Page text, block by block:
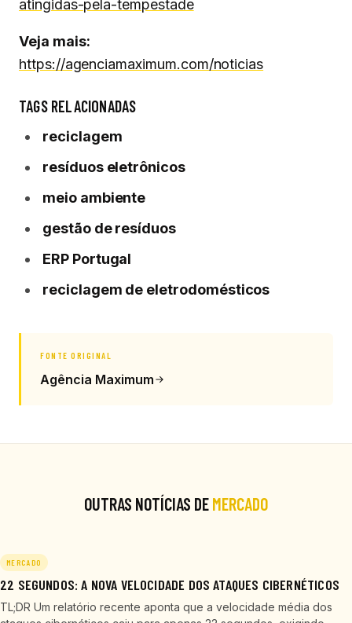
atingidas-pela-tempestade
Veja mais:
https://agenciamaximum.com/noticias
TAGS RELACIONADAS
reciclagem
resíduos eletrônicos
meio ambiente
gestão de resíduos
ERP Portugal
reciclagem de eletrodomésticos
FONTE ORIGINAL
Agência Maximum
OUTRAS NOTÍCIAS DEMERCADO
MERCADO
22 SEGUNDOS: A NOVA VELOCIDADE DOS ATAQUES CIBERNÉTICOS
TL;DR Um relatório recente aponta que a velocidade média dos